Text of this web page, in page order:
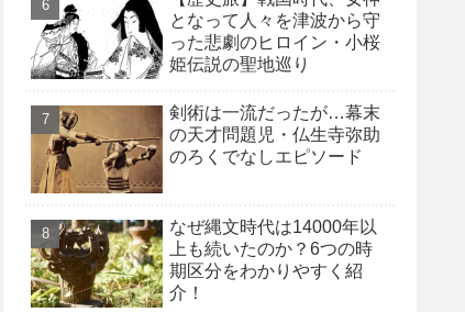
となって人々を津波から守
った悲劇のヒロイン・小桜
姫伝説の聖地巡り
剣術は一流だったが…幕末
の天才問題児・仏生寺弥助
のろくでなしエピソード
なぜ縄文時代は14000年以
上も続いたのか？6つの時
期区分をわかりやすく紹
介！